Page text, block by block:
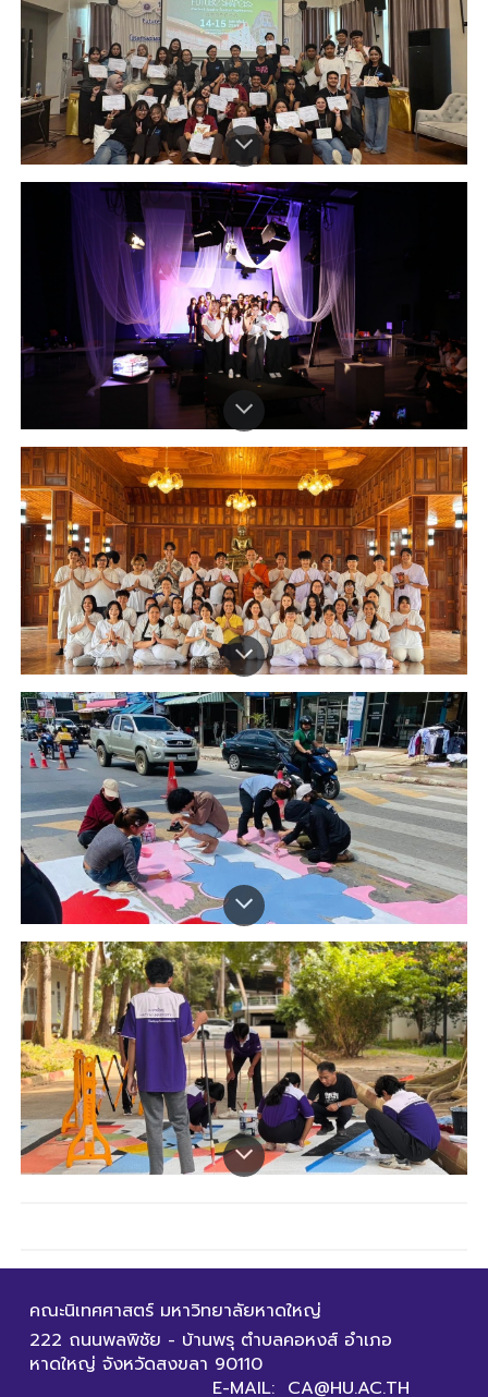
คณะนิเทศศาสตร์ มหาวิทยาลัยหาดใหญ่
222 ถนนพลพิชัย - บ้านพรุ ตำบลคอหงส์ อำเภอ
หาดใหญ่ จังหวัดสงขลา 90110
E-MAIL: CA@HU.AC.TH